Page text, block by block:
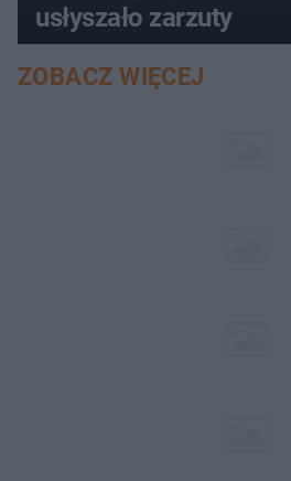
usłyszało zarzuty
ZOBACZ WIĘCEJ